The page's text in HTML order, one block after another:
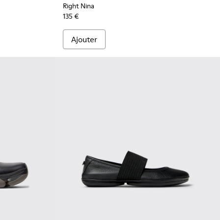
Right Nina
135 €
Ajouter